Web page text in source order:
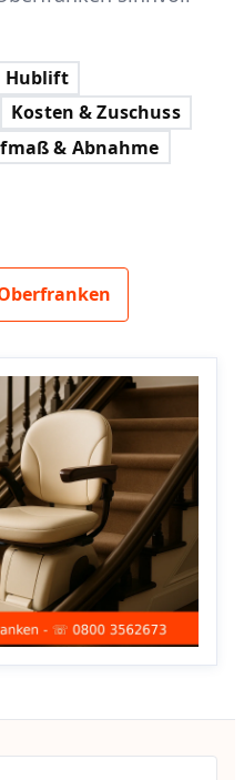
Hublift
Kosten & Zuschuss
& Abnahme